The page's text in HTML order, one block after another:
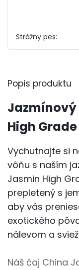
Strážny pes:
Popis produktu
Jazmínový
High Grade
Vychutnajte si
vôňu s naším
Jasmin High
prepletený s
aby vás
exotického
nálevom a
Náš čaj China